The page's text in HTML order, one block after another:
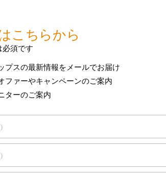
ポート
スに関する情報を